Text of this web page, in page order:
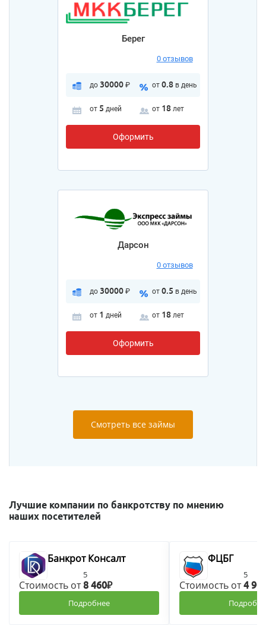
Берег
0 отзывов
до 30000 ₽ от 0.8 в день
от 5 дней от 18 лет
Оформить
Дарсон
0 отзывов
до 30000 ₽ от 0.5 в день
от 1 дней от 18 лет
Оформить
Смотреть все займы
Лучшие компании по банкротству по мнению
наших посетителей
Банкрот Консалт
5
Стоимость от8 460₽
Подробнее
ФЦБГ
5
Стоимость от4